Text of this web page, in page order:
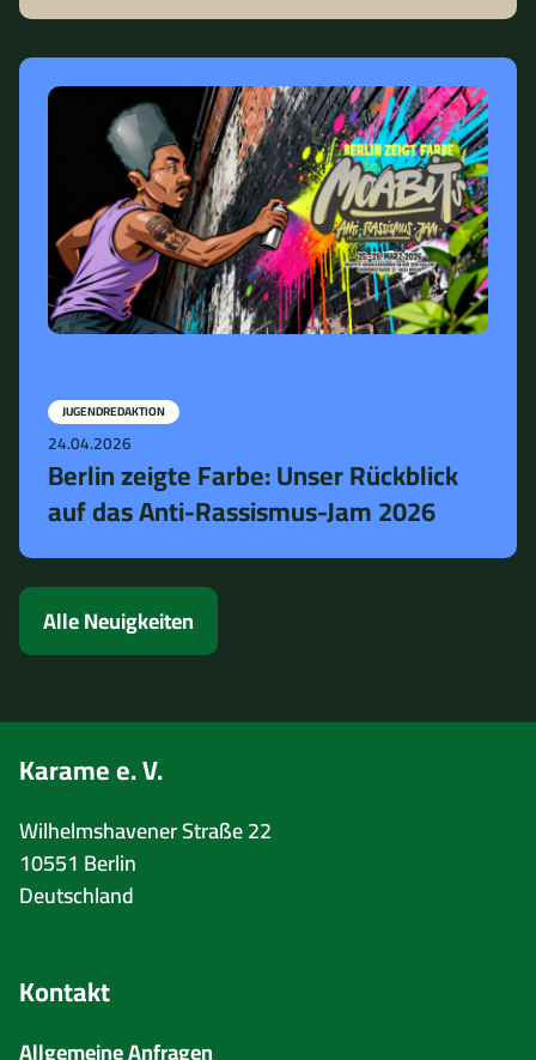
JUGENDREDAKTION
24.04.2026
Berlin zeigte Farbe: Unser Rückblick
auf das Anti-Rassismus-Jam 2026
Alle Neuigkeiten
Karame e. V.
Wilhelmshavener Straße 22
10551 Berlin
Deutschland
Kontakt
Allgemeine Anfragen